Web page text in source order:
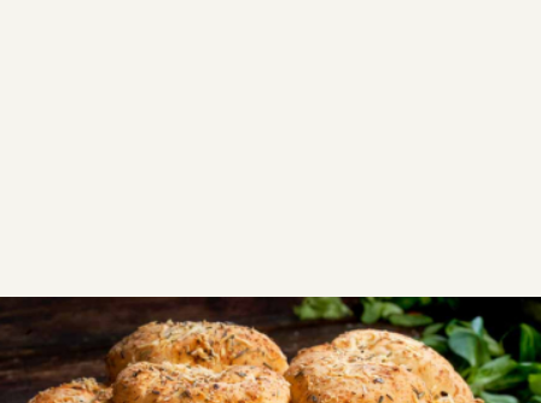
ΣΥΝΤΑΓΕΣ ΑΛΜΥΡΑ ΨΩΜΙ - ΖΥΜΕΣ
Τυρόψωμο αφράτο